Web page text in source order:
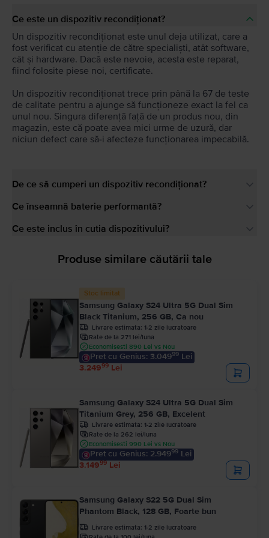
Ce este un dispozitiv recondiționat?
Un dispozitiv recondiționat este unul deja utilizat, care a
fost verificat cu atenție de către specialiști, atât software,
cât și hardware. Dacă este nevoie, acesta este reparat,
fiind folosite piese noi, certificate.
Un dispozitiv recondiționat trece prin până la 67 de teste
de calitate pentru a ajunge să funcționeze exact la fel ca
unul nou. Singura diferență față de un produs nou, din
magazin, este că poate avea mici urme de uzură, dar
niciun defect care să-i afecteze funcționarea impecabilă.
De ce să cumperi un dispozitiv recondiționat?
Ce înseamnă baterie performantă?
Ce este inclus în cutia dispozitivului?
Produse similare căutării tale
Stoc limitat
Samsung Galaxy S24 Ultra 5G Dual Sim
Black Titanium, 256 GB, Ca nou
Livrare estimata: 1-2 zile lucratoare
Rate de la 271 lei/luna
Economisesti 890 Lei vs Nou
Pret cu Genius: 3.04999 Lei
3.24999 Lei
Samsung Galaxy S24 Ultra 5G Dual Sim
Titanium Grey, 256 GB, Excelent
Livrare estimata: 1-2 zile lucratoare
Rate de la 262 lei/luna
Economisesti 990 Lei vs Nou
Pret cu Genius: 2.94999 Lei
3.14999 Lei
Samsung Galaxy S22 5G Dual Sim
Phantom Black, 128 GB, Foarte bun
Livrare estimata: 1-2 zile lucratoare